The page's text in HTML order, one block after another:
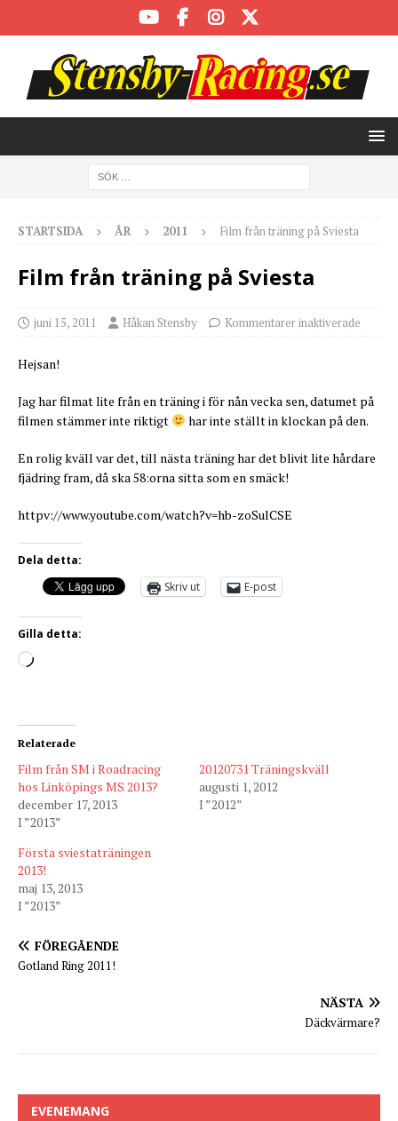
STARTSIDA ÅR 2011 Film från träning på Sviesta
Film från träning på Sviesta
juni 15, 2011 Håkan Stensby Kommentarer inaktiverade
Hejsan!
Jag har filmat lite från en träning i för nån vecka sen, datumet på
filmen stämmer inte riktigt
har inte ställt in klockan på den.
En rolig kväll var det, till nästa träning har det blivit lite hårdare
fjädring fram, då ska 58:orna sitta som en smäck!
httpv://www.youtube.com/watch?v=hb-zoSulCSE
Dela detta:
Skriv ut
E-post
Gilla detta:
Relaterade
Film från SM i Roadracing
hos Linköpings MS 2013?
december 17, 2013
I ”2013”
20120731 Träningskväll
augusti 1, 2012
I ”2012”
Första sviestaträningen
2013!
maj 13, 2013
I ”2013”
FÖREGÅENDE
Gotland Ring 2011!
NÄSTA
Däckvärmare?
EVENEMANG